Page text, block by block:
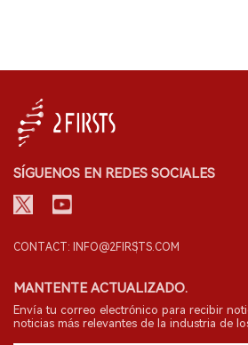
SÍGUENOS EN REDES SOCIALES
CONTACT: INFO@2FIRSTS.COM
MANTENTE ACTUALIZADO.
Envía tu correo electrónico para recibir
noticias más relevantes de la industria de